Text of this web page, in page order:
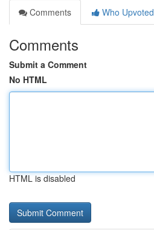
Comments
Who Upvoted
Comments
Submit a Comment
No HTML
HTML is disabled